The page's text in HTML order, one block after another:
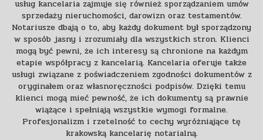
usług kancelaria zajmuje się również sporządzaniem umów
sprzedaży nieruchomości, darowizn oraz testamentów.
Notariusze dbają o to, aby każdy dokument był sporządzony
w sposób jasny i zrozumiały dla wszystkich stron. Klienci
mogą być pewni, że ich interesy są chronione na każdym
etapie współpracy z kancelarią. Kancelaria oferuje także
usługi związane z poświadczeniem zgodności dokumentów z
oryginałem oraz własnoręczności podpisów. Dzięki temu
klienci mogą mieć pewność, że ich dokumenty są prawnie
wiążące i spełniają wszystkie wymogi formalne.
Profesjonalizm i rzetelność to cechy wyróżniające tę
krakowską kancelarię notarialną.